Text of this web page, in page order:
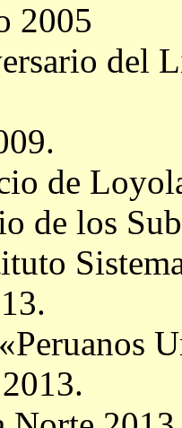
2005
del
de
de los